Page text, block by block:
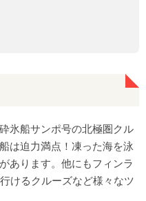
氷船サンポ号の北極圏クル
は迫力満点！凍った海を泳
あります。他にもフィンラ
けるクルーズなど様々なツ